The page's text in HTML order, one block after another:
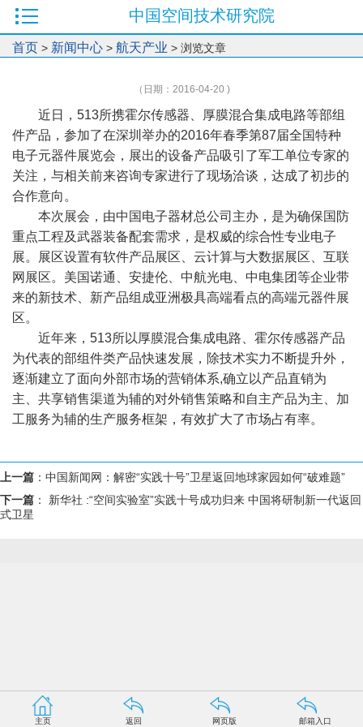
中国空间技术研究院
首页 > 新闻中心 > 航天产业 > 浏览文章
（日期：2016-04-20 )
近日，513所携霍尔传感器、厚膜混合集成电路等部组
件产品，参加了在深圳举办的2016年春季第87届全国特种
电子元器件展览会，展出的设备产品吸引了军工单位专家的
关注，与相关前来咨询专家进行了现场洽谈，达成了初步的
合作意向。
本次展会，由中国电子器材总公司主办，是为确保国防
重点工程及武器装备配套需求，是权威的综合性专业电子
展。展区设置有软件产品展区、云计算与大数据展区、互联
网展区。美国诺通、安捷伦、中航光电、中电集团等企业带
来的新技术、新产品组成亚洲极具高端看点的高端元器件展
区。
近年来，513所以厚膜混合集成电路、霍尔传感器产品
为代表的部组件类产品快速发展，除技术实力不断提升外，
逐渐建立了面向外部市场的营销体系,确立以产品直销为
主、共享销售渠道为辅的对外销售策略和自主产品为主、加
工服务为辅的生产服务框架，有效扩大了市场占有率。
上一篇 ： 中国新闻网：解密“实践十号”卫星返回地球家园如何“破难题”
下一篇 ：
新华社 :“空间实验室”实践十号成功归来 中国将研制新一代返回
式卫星
主页 返回 网页版 邮箱入口